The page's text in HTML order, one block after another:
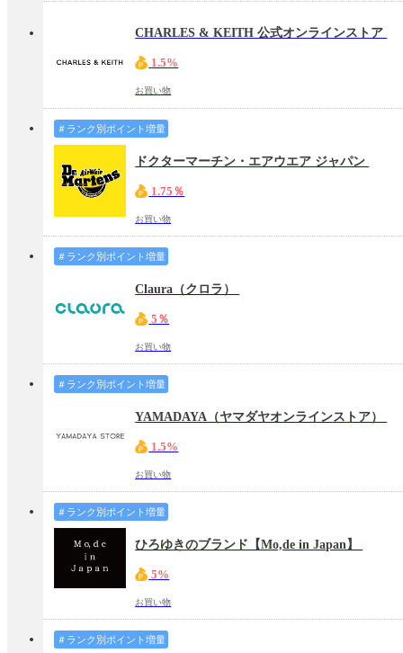
CHARLES & KEITH 公式オンラインストア
1.5%
お買い物
＃ランク別ポイント増量
ドクターマーチン・エアウエア ジャパン
1.75％
お買い物
＃ランク別ポイント増量
Claura（クロラ）
5％
お買い物
＃ランク別ポイント増量
YAMADAYA（ヤマダヤオンラインストア）
1.5%
お買い物
＃ランク別ポイント増量
ひろゆきのブランド【Mo,de in Japan】
5%
お買い物
＃ランク別ポイント増量